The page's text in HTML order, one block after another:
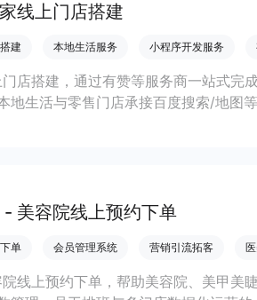
线上门店搭建
建 本地生活服务 小程序开发服务
店搭建，通过有赞等服务商一站式完
地生活与零售门店承接百度搜索/地图
美容院线上预约下单
单 会员管理系统 营销引流拓客
线上预约下单，帮助美容院、美甲美